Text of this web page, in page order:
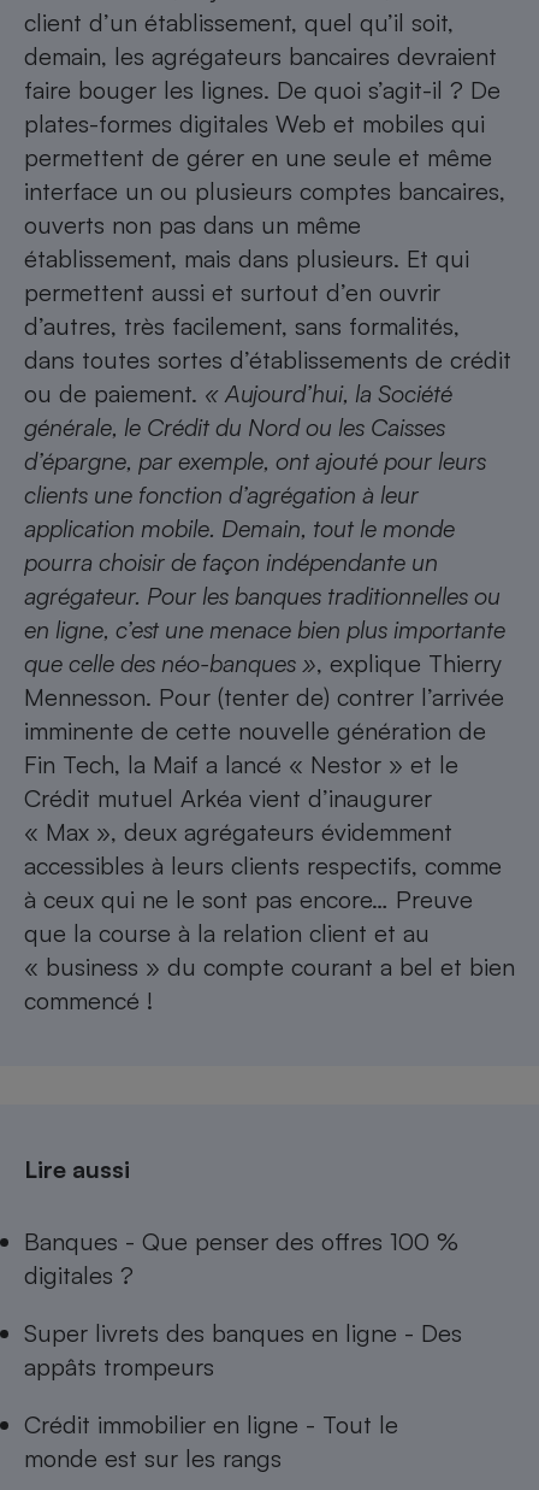
client d’un établissement, quel qu’il soit,
demain, les agrégateurs bancaires devraient
faire bouger les lignes. De quoi s’agit-il ? De
plates-formes digitales Web et mobiles qui
permettent de gérer en une seule et même
interface un ou plusieurs comptes bancaires,
ouverts non pas dans un même
établissement, mais dans plusieurs. Et qui
permettent aussi et surtout d’en ouvrir
d’autres, très facilement, sans formalités,
dans toutes sortes d’établissements de crédit
ou de paiement. « Aujourd’hui, la Société
générale, le Crédit du Nord ou les Caisses
d’épargne, par exemple, ont ajouté pour leurs
clients une fonction d’agrégation à leur
application mobile. Demain, tout le monde
pourra choisir de façon indépendante un
agrégateur. Pour les banques traditionnelles ou
en ligne, c’est une menace bien plus importante
que celle des néo-banques », explique Thierry
Mennesson. Pour (tenter de) contrer l’arrivée
imminente de cette nouvelle génération de
Fin Tech, la Maif a lancé « Nestor » et le
Crédit mutuel Arkéa vient d’inaugurer
« Max », deux agrégateurs évidemment
accessibles à leurs clients respectifs, comme
à ceux qui ne le sont pas encore… Preuve
que la course à la relation client et au
« business » du compte courant a bel et bien
commencé !
Lire aussi
Banques - Que penser des offres 100 %
digitales ?
Super livrets des banques en ligne - Des
appâts trompeurs
Crédit immobilier en ligne - Tout le
monde est sur les rangs